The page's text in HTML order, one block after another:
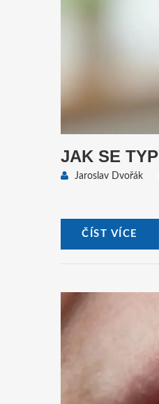
JAK SE
Jaroslav Dvořák
ČÍST VÍCE